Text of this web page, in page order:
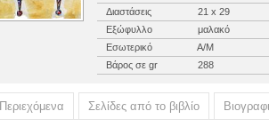
Διαστάσεις
21 x 29
Εξώφυλλο
μαλακό
Εσωτερικό
Α/Μ
Βάρος σε gr
288
Περιεχόμενα Σελίδες από το βιβλίο